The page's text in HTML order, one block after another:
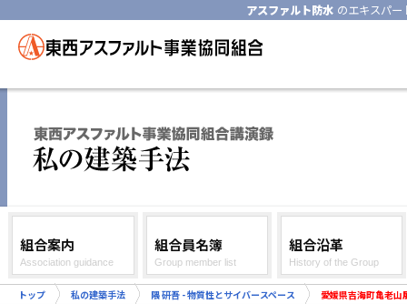
アスファルト防水 のエキスパ
組合案内
Association guidance
組合員名簿
Group member list
組合沿革
History of the Group
トップ 私の建築手法 隈 研吾 - 物質性とサイバースペース 愛媛県吉海町亀老山